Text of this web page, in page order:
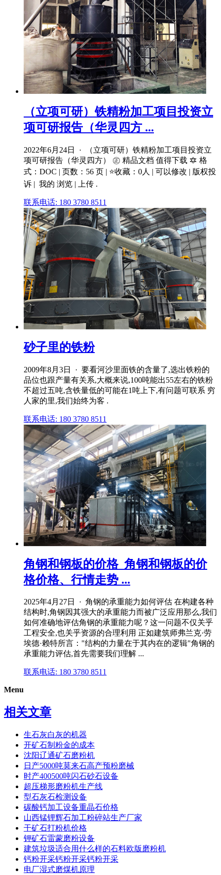
（立项可研）铁精粉加工项目投资立
项可研报告（华灵四方 ...
2022年6月24日 · （立项可研）铁精粉加工项目投资立
项可研报告（华灵四方） ㊣ 精品文档 值得下载 🔯 格
式：DOC | 页数：56 页 | ⭐收藏：0人 | 可以修改 | 版权投
诉 | ️ 我的 浏览 | 上传 .
联系电话: 180 3780 8511
砂子里的铁粉
2009年8月3日 · 要看河沙里面铁的含量了,选出铁粉的
品位也跟产量有关系,大概来说,100吨能出55左右的铁粉
不超过五吨,含铁量低的可能在1吨上下,有问题可联系 穷
人家的里,我们始终为客 .
联系电话: 180 3780 8511
角钢和钢板的价格_角钢和钢板的价
格价格、行情走势 ...
2025年4月27日 · 角钢的承重能力如何评估 在构建各种
结构时,角钢因其强大的承重能力而被广泛应用那么,我们
如何准确地评估角钢的承重能力呢？这一问题不仅关乎
工程安全,也关乎资源的合理利用 正如建筑师弗兰克·劳
埃德·赖特所言："结构的力量在于其内在的逻辑"角钢的
承重能力评估,首先需要我们理解 ...
联系电话: 180 3780 8511
Menu
相关文章
生石灰白灰的机器
开矿石制粉金的成本
沈阳辽通矿石磨粉机
日产5000吨莫来石高产预粉磨械
时产400500吨闪石砂石设备
超压梯形磨粉机生产线
型石灰石检测设备
碳酸钙加工设备重晶石价格
山西锰锂辉石加工粉碎站生产厂家
干矿石打粉机价格
钾矿石雷蒙磨粉设备
建筑垃圾适合用什么样的石料欧版磨粉机
钙粉开采钙粉开采钙粉开采
电厂湿式磨煤机原理